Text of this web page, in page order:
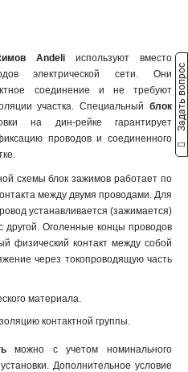
Andeli используют вместо
электрической сети. Они
соединение и не требуют
участка. Специальный блок
на дин-рейке гарантирует
проводов и соединенного
схемы блок зажимов работает по
между двумя проводами. Для
устанавливается (зажимается)
Оголенные концы проводов
физический контакт между собой
через токопроводящую часть
материала.
контактной группы.
можно с учетом номинального
Дополнительное условие
Задать вопрос